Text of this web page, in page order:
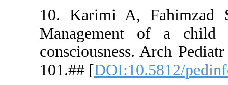
10.
101.## [